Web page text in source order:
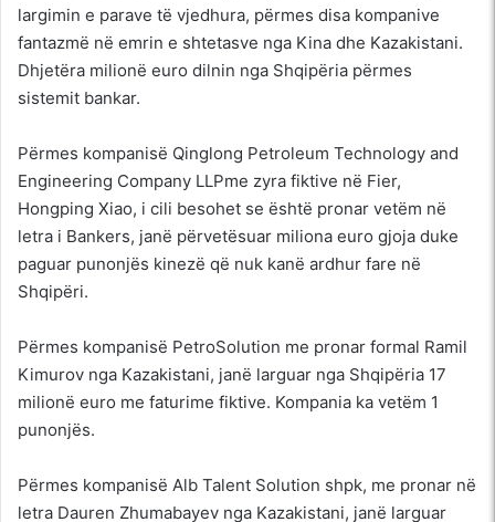
largimin e parave të vjedhura, përmes disa kompanive
fantazmë në emrin e shtetasve nga Kina dhe Kazakistani.
Dhjetëra milionë euro dilnin nga Shqipëria përmes
sistemit bankar.
Përmes kompanisë Qinglong Petroleum Technology and
Engineering Company LLPme zyra fiktive në Fier,
Hongping Xiao, i cili besohet se është pronar vetëm në
letra i Bankers, janë përvetësuar miliona euro gjoja duke
paguar punonjës kinezë që nuk kanë ardhur fare në
Shqipëri.
Përmes kompanisë PetroSolution me pronar formal Ramil
Kimurov nga Kazakistani, janë larguar nga Shqipëria 17
milionë euro me faturime fiktive. Kompania ka vetëm 1
punonjës.
Përmes kompanisë Alb Talent Solution shpk, me pronar në
letra Dauren Zhumabayev nga Kazakistani, janë larguar